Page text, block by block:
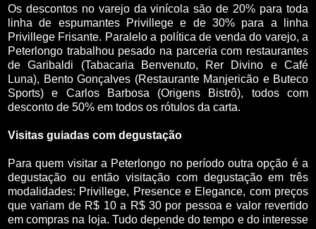
Os descontos no varejo da vinícola são de 20% para toda
linha de espumantes Privillege e de 30% para a linha
Privillege Frisante. Paralelo a política de venda do varejo, a
Peterlongo trabalhou pesado na parceria com restaurantes
de Garibaldi (Tabacaria Benvenuto, Rer Divino e Café
Luna), Bento Gonçalves (Restaurante Manjericão e Buteco
Sports) e Carlos Barbosa (Origens Bistrô), todos com
desconto de 50% em todos os rótulos da carta.
Visitas guiadas com degustação
Para quem visitar a Peterlongo no período outra opção é a
degustação ou então visitação com degustação em três
modalidades: Privillege, Presence e Elegance, com preços
que variam de R$ 10 a R$ 30 por pessoa e valor revertido
em compras na loja. Tudo depende do tempo e do interesse